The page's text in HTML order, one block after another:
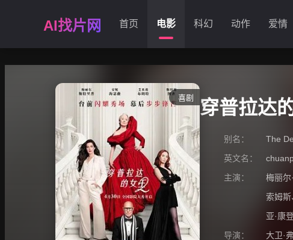
AI找片网 首页 电影 科幻 动作 爱情
喜剧 穿普拉达
别名：
The
英文名：
主演：
梅丽尔
索姆斯
亚·康
导演：
大卫·